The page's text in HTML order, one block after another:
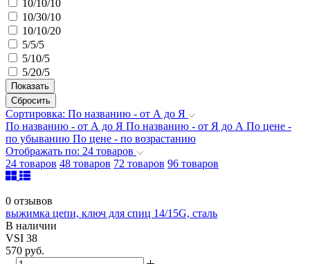
10/10/10
10/30/10
10/10/20
5/5/5
5/10/5
5/20/5
Сортировка: По названию - от А до Я
По названию - от А до Я По названию - от Я до А По цене -
по убыванию По цене - по возрастанию
Отображать по: 24 товаров
24 товаров 48 товаров 72 товаров 96 товаров
0 отзывов
выжимка цепи, ключ для спиц 14/15G, сталь
В наличии
VSI 38
570 руб.